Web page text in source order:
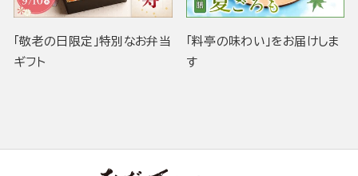
「敬老の日限定」特別なお弁当
ギフト
「料亭の味わい」をお届けしま
す